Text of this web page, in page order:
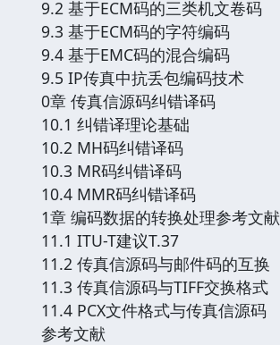
9.2 基于ECM码的三类机文卷码
9.3 基于ECM码的字符编码
9.4 基于EMC码的混合编码
9.5 IP传真中抗丢包编码技术
0章 传真信源码纠错译码
10.1 纠错译理论基础
10.2 MH码纠错译码
10.3 MR码纠错译码
10.4 MMR码纠错译码
1章 编码数据的转换处理参考文献
11.1 ITU-T建议T.37
11.2 传真信源码与邮件码的互换
11.3 传真信源码与TIFF交换格式
11.4 PCX文件格式与传真信源码
参考文献